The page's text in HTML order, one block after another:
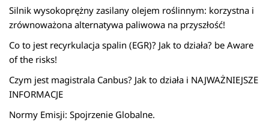
Silnik wysokoprężny zasilany olejem roślinnym: korzystna i
zrównoważona alternatywa paliwowa na przyszłość!
Co to jest recyrkulacja spalin (EGR)? Jak to działa? be Aware
of the risks!
Czym jest magistrala Canbus? Jak to działa i NAJWAŻNIEJSZE
INFORMACJE
Normy Emisji: Spojrzenie Globalne.